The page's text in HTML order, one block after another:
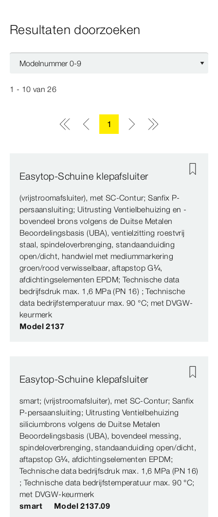
Resultaten doorzoeken
1 - 10 van26
1
Easytop-Schuine klepafsluiter
(vrijstroomafsluiter), met SC‑Contur; Sanfix P-
persaansluiting; Uitrusting Ventielbehuizing en -
bovendeel brons volgens de Duitse Metalen
Beoordelingsbasis (UBA), ventielzitting roestvrij
staal, spindeloverbrenging, standaanduiding
open/dicht, handwiel met mediummarkering
groen/rood verwisselbaar, aftapstop G¼,
afdichtingselementen EPDM; Technische data
bedrijfsdruk max. 1,6 MPa (PN 16) ; Technische
data bedrijfstemperatuur max. 90 °C; met DVGW-
keurmerk
Model 2137
Easytop-Schuine klepafsluiter
smart; (vrijstroomafsluiter), met SC‑Contur; Sanfix
P-persaansluiting; Uitrusting Ventielbehuizing
siliciumbrons volgens de Duitse Metalen
Beoordelingsbasis (UBA), bovendeel messing,
spindeloverbrenging, standaanduiding open/dicht,
aftapstop G¼, afdichtingselementen EPDM;
Technische data bedrijfsdruk max. 1,6 MPa (PN 16)
; Technische data bedrijfstemperatuur max. 90 °C;
met DVGW-keurmerk
smart
Model 2137.09